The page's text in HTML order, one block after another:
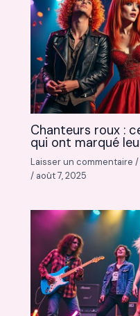
Chanteurs roux :
qui ont marqué
Laisser un commentaire
/ août 7, 2025